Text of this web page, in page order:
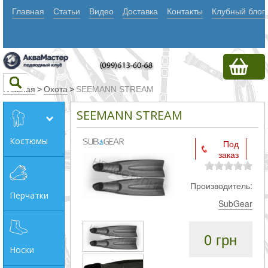
Главная Статьи Видео Доставка Контакты Клубный блог
Текст
Искать
Любое из
слов
слова
Точное
Главная >Охота > SEEMANN STREAM
Костюмы
Перчатки
Носки
SEEMANN STREAM
Под
заказ
Производитель:
SubGear
0 грн